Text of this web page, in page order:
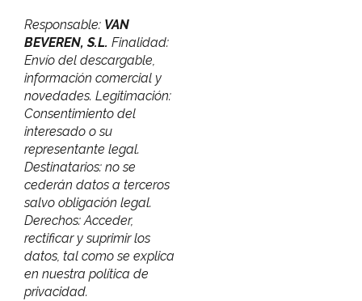
Responsable: VAN
BEVEREN, S.L. Finalidad:
Envío del descargable,
información comercial y
novedades. Legitimación:
Consentimiento del
interesado o su
representante legal.
Destinatarios: no se
cederán datos a terceros
salvo obligación legal.
Derechos: Acceder,
rectificar y suprimir los
datos, tal como se explica
en nuestra política de
privacidad.